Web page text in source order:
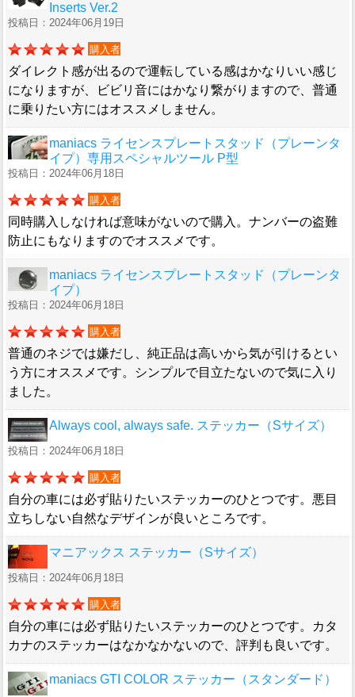
Inserts Ver.2
投稿日：2024年06月19日
購入者
ダイレクト感が出るので運転している感はかなりいい感じ
になりますが、ビビリ音にはかなり繋がりますので、普通
に乗りたい方にはオススメしません。
maniacs ライセンスプレートスタッド（プレーンタ
イプ）専用スペシャルツール P型
投稿日：2024年06月18日
購入者
同時購入しなければ意味がないので購入。ナンバーの盗難
防止にもなりますのでオススメです。
maniacs ライセンスプレートスタッド（プレーンタ
イプ）
投稿日：2024年06月18日
購入者
普通のネジでは嫌だし、純正品は高いから気が引けるとい
う方にオススメです。シンプルで目立たないので気に入り
ました。
Always cool, always safe. ステッカー（Sサイズ）
投稿日：2024年06月18日
購入者
自分の車には必ず貼りたいステッカーのひとつです。悪目
立ちしない自然なデザインが良いところです。
マニアックス ステッカー（Sサイズ）
投稿日：2024年06月18日
購入者
自分の車には必ず貼りたいステッカーのひとつです。カタ
カナのステッカーはなかなかないので、評判も良いです。
maniacs GTI COLOR ステッカー（スタンダード）